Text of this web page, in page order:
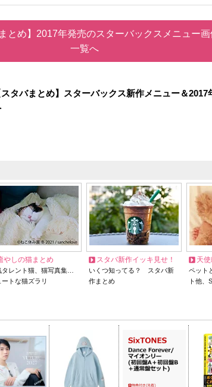
まとめ】2017年発売のスターバックスメニュー画
一覧へ
スタバまとめ】スターバックス新作メニュー＆
やしの猫まとめ
タレント猫、猫写真集…
ートな猫ズラリ
スタバ新作イッキ見せ！
いくつ知ってる？ スタバ新
作まとめ
天
ペット
ト他、